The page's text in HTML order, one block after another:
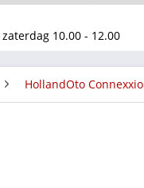
zaterdag 10.00 - 12.00
HollandOto